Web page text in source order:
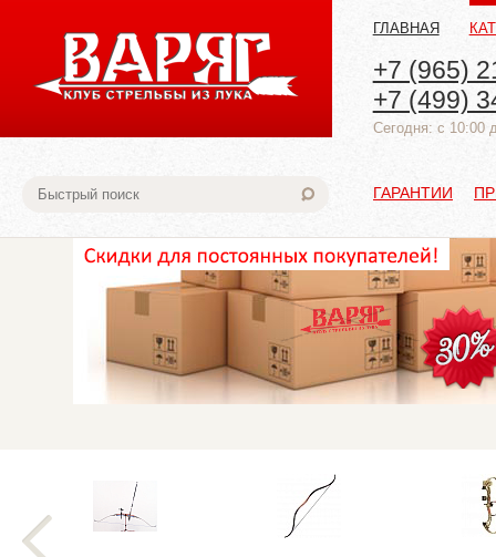
ГЛАВНАЯ
+7 (965)
+7 (499)
Cегодня: с 10:00
ГАРАНТИИ